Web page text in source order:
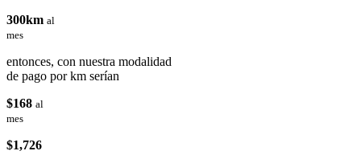
300km al
mes
entonces, con nuestra modalidad
de pago por km serían
$168 al
mes
$1,726